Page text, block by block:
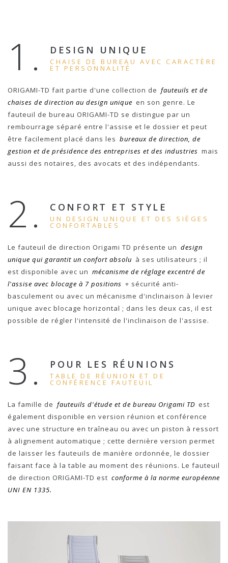
1. DESIGN UNIQUE
CHAISE DE BUREAU AVEC CARACTÈRE
ET PERSONNALITÉ
ORIGAMI-TD fait partie d'une collection de fauteuils et de
chaises de direction au design unique en son genre. Le
fauteuil de bureau ORIGAMI-TD se distingue par un
rembourrage séparé entre l'assise et le dossier et peut
être facilement placé dans les bureaux de direction, de
gestion et de présidence des entreprises et des industries mais
aussi des notaires, des avocats et des indépendants.
2. CONFORT ET STYLE
UN DESIGN UNIQUE ET DES SIÈGES
CONFORTABLES
Le fauteuil de direction Origami TD présente un design
unique qui garantit un confort absolu à ses utilisateurs ; il
est disponible avec un mécanisme de réglage excentré de
l'assise avec blocage à 7 positions + sécurité anti-
basculement ou avec un mécanisme d'inclinaison à levier
unique avec blocage horizontal ; dans les deux cas, il est
possible de régler l'intensité de l'inclinaison de l'assise.
3. POUR LES RÉUNIONS
TABLE DE RÉUNION ET DE
CONFÉRENCE FAUTEUIL
La famille de fauteuils d'étude et de bureau Origami TD est
également disponible en version réunion et conférence
avec une structure en traîneau ou avec un piston à ressort
à alignement automatique ; cette dernière version permet
de laisser les fauteuils de manière ordonnée, le dossier
faisant face à la table au moment des réunions. Le fauteuil
de direction ORIGAMI-TD est conforme à la norme européenne
UNI EN 1335.